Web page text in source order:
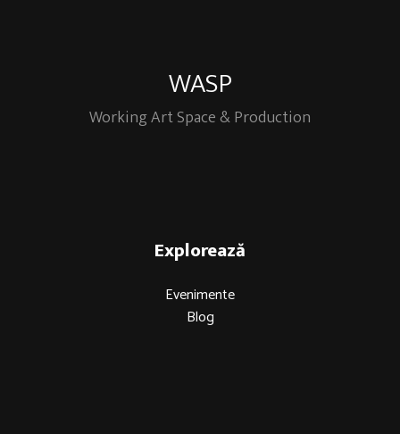
WASP
Working Art Space & Production
Explorează
Evenimente
Blog